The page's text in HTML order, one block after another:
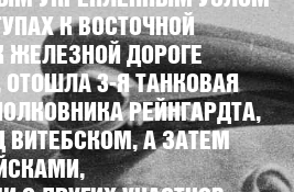
К ВОСТОЧНОЙ
ЖЕЛЕЗНОЙ ДОРОГЕ
3-Я ТАНКОВАЯ
РЕЙНГАРДТА,
ВИТЕБСКОМ, А ЗАТЕМ